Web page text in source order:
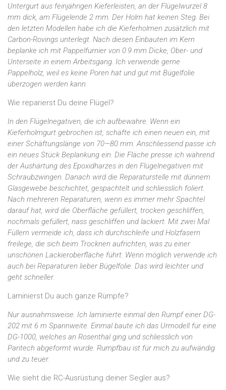
Untergurt aus feinjährigen Kieferleisten, an der Flügelwurzel 8
mm dick, am Flügelende 2 mm. Der Holm hat keinen Steg. Bei
den letzten Modellen habe ich die Kieferholmen zusätzlich mit
Carbon-Rovings unterlegt. Nach diesen Einbauten im Kern
beplanke ich mit Pappelfurnier von 0.9 mm Dicke, Ober- und
Unterseite in einem Arbeitsgang. Ich verwende gerne
Pappelholz, weil es keine Poren hat und gut mit Bügelfolie
überzogen werden kann.
Wie reparierst Du deine Flügel?
In den Flügelnegativen, die ich aufbewahre. Wenn ein
Kieferholmgurt gebrochen ist, schäfte ich einen neuen ein, mit
einer Schäftungslänge von 70—80 mm. Anschliessend passe ich
ein neues Stück Beplankung ein. Die Fläche presse ich während
der Aushärtung des Epoxidharzes in den Flügelnegativen mit
Schraubzwingen. Danach wird die Reparaturstelle mit dünnem
Glasgewebe beschichtet, gespachtelt und schliesslich foliert.
Nach mehreren Reparaturen, wenn es immer mehr Spachtel
darauf hat, wird die Oberfläche gefüllert, trocken geschliffen,
nochmals gefüllert, nass geschliffen und lackiert. Mit zwei Mal
Füllern vermeide ich, dass ich durchschleife und Holzfasern
freilege, die sich beim Trocknen aufrichten, was zu einer
unschönen Lackieroberfläche führt. Wenn möglich verwende ich
auch bei Reparaturen lieber Bügelfolie. Das wird leichter und
geht schneller.
Laminierst Du auch ganze Rümpfe?
Nur ausnahmsweise. Ich laminierte einmal den Rumpf einer DG-
202 mit 6 m Spannweite. Einmal baute ich das Urmodell für eine
DG-1000, welches an Rosenthal ging und schliesslich von
Paritech abgeformt wurde. Rumpfbau ist für mich zu aufwändig
und zu teuer.
Wie sieht die RC-Ausrüstung deiner Segler aus?